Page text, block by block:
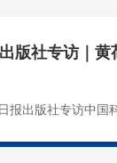
版社专访｜
报出版社专访中国